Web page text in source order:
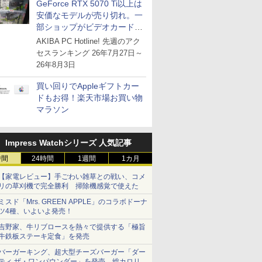
GeForce RTX 5070 Ti以上は
安価なモデルが売り切れ。一
部ショップがビデオカードの
購入制限を実施したニュース
が注目を集める
AKIBA PC Hotline! 先週のアク
セスランキング 26年7月27日～
26年8月3日
買い回りでAppleギフトカー
ドもお得！楽天市場お買い物
マラソン
Impress Watchシリーズ 人気記事
24時間 1週間 1カ月
家電レビュー】手ごわい雑草との戦い、コメ
の草刈機で完全勝利 掃除機感覚で使えた
スド「Mrs. GREEN APPLE」のコラボドーナ
4種、いよいよ発売！
野家、牛リブロースを熱々で提供する「極旨
鉄板ステーキ定食」を発売
ーガーキング、超大型チーズバーガー「ダー